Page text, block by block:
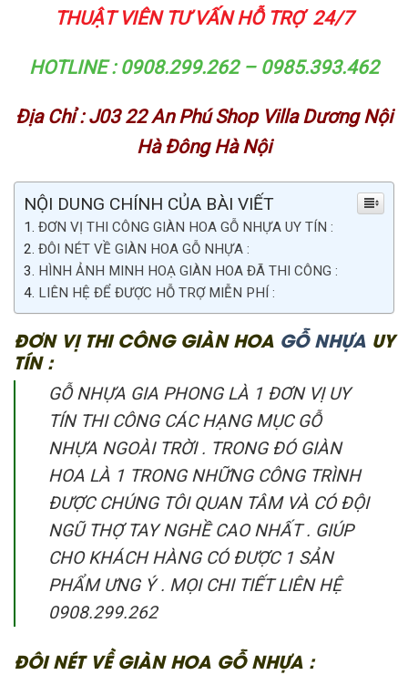
THUẬT VIÊN TƯ VẤN HỖ TRỢ 24/7
HOTLINE : 0908.299.262 – 0985.393.462
Địa Chỉ : J03 22 An Phú Shop Villa Dương Nội
Hà Đông Hà Nội
NỘI DUNG CHÍNH CỦA BÀI VIẾT
ĐƠN VỊ THI CÔNG GIÀN HOA GỖ NHỰA UY TÍN :
ĐÔI NÉT VỀ GIÀN HOA GỖ NHỰA :
HÌNH ẢNH MINH HOẠ GIÀN HOA ĐÃ THI CÔNG :
LIÊN HỆ ĐỂ ĐƯỢC HỖ TRỢ MIỄN PHÍ :
ĐƠN VỊ THI CÔNG GIÀN HOA GỖ NHỰA UY
TÍN :
GỖ NHỰA GIA PHONG LÀ 1 ĐƠN VỊ UY
TÍN THI CÔNG CÁC HẠNG MỤC GỖ
NHỰA NGOÀI TRỜI . TRONG ĐÓ GIÀN
HOA LÀ 1 TRONG NHỮNG CÔNG TRÌNH
ĐƯỢC CHÚNG TÔI QUAN TÂM VÀ CÓ ĐỘI
NGŨ THỢ TAY NGHỀ CAO NHẤT . GIÚP
CHO KHÁCH HÀNG CÓ ĐƯỢC 1 SẢN
PHẨM ƯNG Ý . MỌI CHI TIẾT LIÊN HỆ
0908.299.262
ĐÔI NÉT VỀ GIÀN HOA GỖ NHỰA :